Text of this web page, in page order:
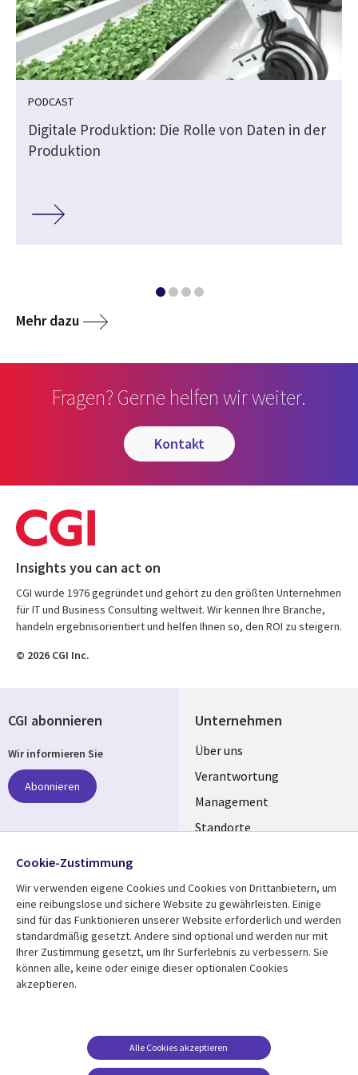
PODCAST
Digitale Produktion: Die Rolle von Daten in der
Produktion
Mehr dazu
Fragen? Gerne helfen wir weiter.
kontakt
Insights you can act on
CGI wurde 1976 gegründet und gehört zu den größten Unternehmen
für IT und Business Consulting weltweit. Wir kennen Ihre Branche,
handeln ergebnisorientiert und helfen Ihnen so, den ROI zu steigern.
© 2026 CGI Inc.
Unternehmen
Useful
links
GERMANY
Über uns
Verantwortung
Management
Standorte
Mediathek
Library
GERMANY
Aktuelles
Rechtliches
Beschwerden/Hinweise
Compliance
CGI abonnieren
Wir informieren Sie
Abonnieren
Folgen Sie uns
Social
Media
GERMANY
Cookie-Zustimmung
Wir verwenden eigene Cookies und Cookies von Drittanbietern, um
eine reibungslose und sichere Website zu gewährleisten. Einige
sind für das Funktionieren unserer Website erforderlich und werden
standardmäßig gesetzt. Andere sind optional und werden nur mit
Ihrer Zustimmung gesetzt, um Ihr Surferlebnis zu verbessern. Sie
können alle, keine oder einige dieser optionalen Cookies
akzeptieren.
Alle Cookies akzeptieren